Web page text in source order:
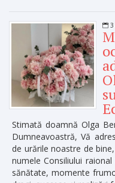
Stimată doamnă Olga
Dumneavoastră, Vă
de urările noastre de
numele Consiliului
sănătate, momente